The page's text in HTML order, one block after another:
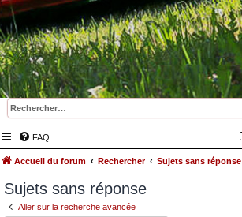
FAQ
Accueil du forum Rechercher Sujets sans réponse
Sujets sans réponse
Aller sur la recherche avancée